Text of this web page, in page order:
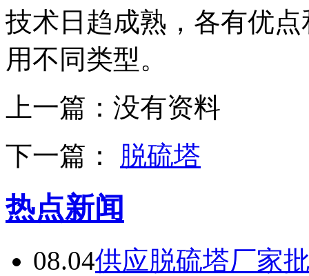
技术日趋成熟，各有优
用不同类型。
上一篇： 没有资料
下一篇： 脱硫塔
热点新闻
08.04供应脱硫塔厂家